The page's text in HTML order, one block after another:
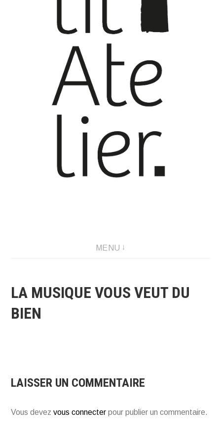
Créations graphique et illustrations
MENU
LA MUSIQUE VOUS VEUT DU
BIEN
LAISSER UN COMMENTAIRE
Vous devezvous connecter pour publier un commentaire.